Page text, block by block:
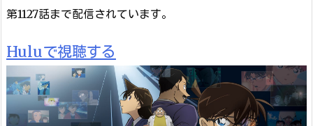
第1127話まで配信されています。
Huluで視聴する